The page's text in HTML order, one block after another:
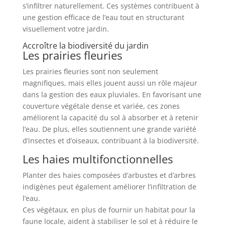
s’infiltrer naturellement. Ces systèmes contribuent à
une gestion efficace de l’eau tout en structurant
visuellement votre jardin.
Accroître la biodiversité du jardin
Les prairies fleuries
Les prairies fleuries sont non seulement
magnifiques, mais elles jouent aussi un rôle majeur
dans la gestion des eaux pluviales. En favorisant une
couverture végétale dense et variée, ces zones
améliorent la capacité du sol à absorber et à retenir
l’eau. De plus, elles soutiennent une grande variété
d’insectes et d’oiseaux, contribuant à la biodiversité.
Les haies multifonctionnelles
Planter des haies composées d’arbustes et d’arbres
indigènes peut également améliorer l’infiltration de
l’eau.
Ces végétaux, en plus de fournir un habitat pour la
faune locale, aident à stabiliser le sol et à réduire le